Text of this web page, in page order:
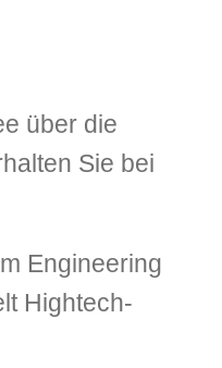
über die
Sie bei
Engineering
Hightech-